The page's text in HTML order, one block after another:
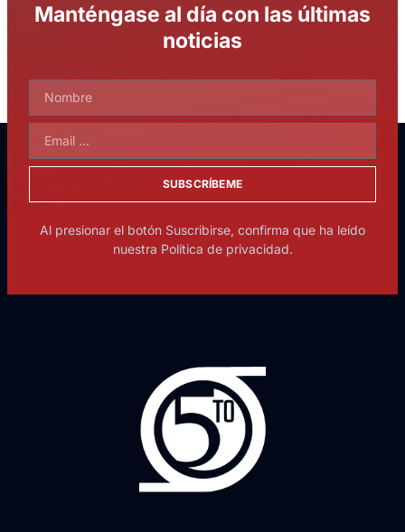
Manténgase al día con las últimas
noticias
SUBSCRÍBEME
Al presionar el botón Suscribirse, confirma que ha leído
nuestra Política de privacidad.